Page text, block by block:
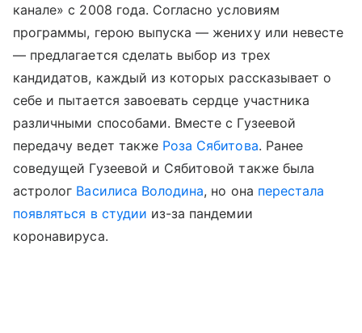
канале» с 2008 года. Согласно условиям
программы, герою выпуска — жениху или невесте
— предлагается сделать выбор из трех
кандидатов, каждый из которых рассказывает о
себе и пытается завоевать сердце участника
различными способами. Вместе с Гузеевой
передачу ведет также Роза Сябитова. Ранее
соведущей Гузеевой и Сябитовой также была
астролог Василиса Володина, но она перестала
появляться в студии из-за пандемии
коронавируса.